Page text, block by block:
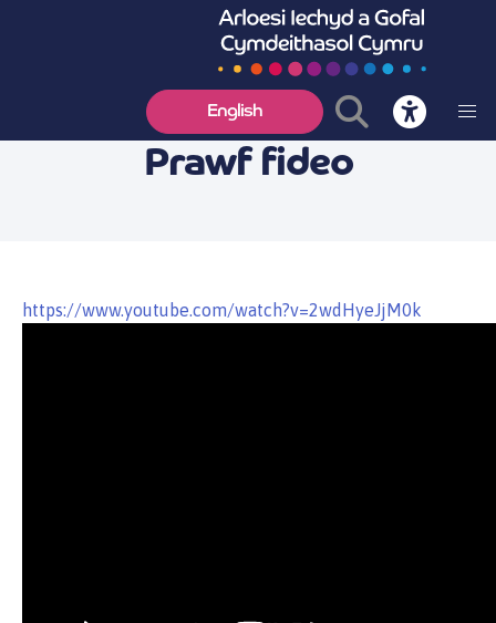
English
Prawf fideo
https://www.youtube.com/watch?v=2wdHyeJjM0k